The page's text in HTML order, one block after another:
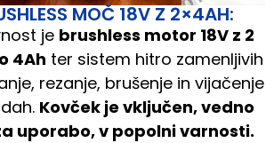
MOČ 18V Z 2×4AH:
je brushless motor 18V z 2
4Ah ter sistem hitro zamenljivih
rezanje, brušenje in vijačenje
Kovček je vključen, vedno
uporabo, v popolni varnosti.